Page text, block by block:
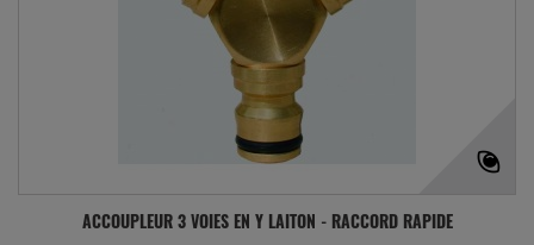
ACCOUPLEUR 3 VOIES EN Y LAITON - RACCORD RAPIDE